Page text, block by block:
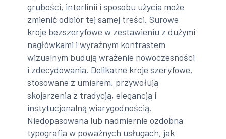
grubości, interlinii i sposobu użycia może
zmienić odbiór tej samej treści. Surowe
kroje bezszeryfowe w zestawieniu z dużymi
nagłówkami i wyraźnym kontrastem
wizualnym budują wrażenie nowoczesności
i zdecydowania. Delikatne kroje szeryfowe,
stosowane z umiarem, przywołują
skojarzenia z tradycją, elegancją i
instytucjonalną wiarygodnością.
Niedopasowana lub nadmiernie ozdobna
typografia w poważnych usługach, jak